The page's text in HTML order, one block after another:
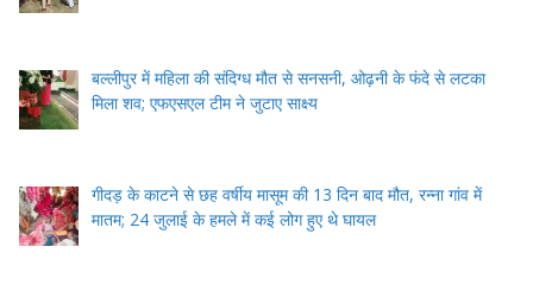
बल्लीपुर में महिला की संदिग्ध मौत से सनसनी, ओढ़नी के फंदे से लटका
मिला शव; एफएसएल टीम ने जुटाए साक्ष्य
गीदड़ के काटने से छह वर्षीय मासूम की 13 दिन बाद मौत, रन्ना गांव में
मातम; 24 जुलाई के हमले में कई लोग हुए थे घायल